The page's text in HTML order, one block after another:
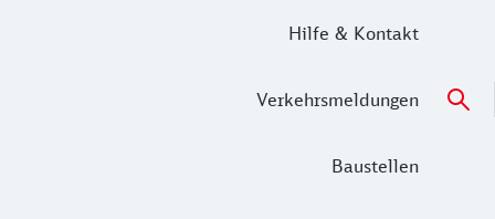
Hilfe & Kontakt
Verkehrsmeldungen
Baustellen